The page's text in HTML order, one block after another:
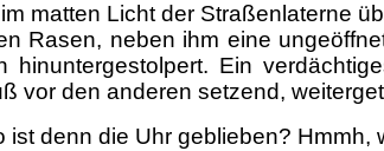
matten Licht der Straßenlaterne
Rasen, neben ihm eine
hinuntergestolpert. Ein
vor den anderen setzend,
ist denn die Uhr geblieben? Hmmh,